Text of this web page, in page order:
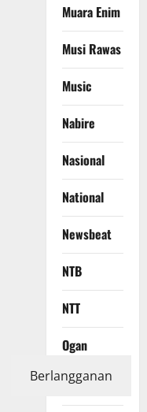
Muara Enim
Musi Rawas
Music
Nabire
Nasional
National
Newsbeat
NTB
NTT
Ogan
Ilir
Berlangganan